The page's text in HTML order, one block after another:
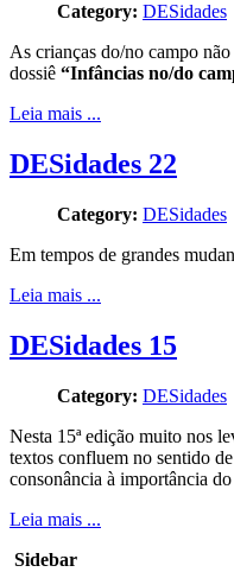
Category: DESidades
As crianças do/no campo
dossiê “Infâncias no/do
Leia mais ...
DESidades 22
Category: DESidades
Em tempos de grandes
Leia mais ...
DESidades 15
Category: DESidades
Nesta 15ª edição muito nos
textos confluem no sentido
consonância à importância
Leia mais ...
Sidebar